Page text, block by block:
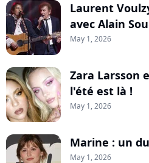
Laurent
avec Alain
May 1, 2026
Zara Larsson
l'été est là !
May 1, 2026
Marine : un
May 1, 2026